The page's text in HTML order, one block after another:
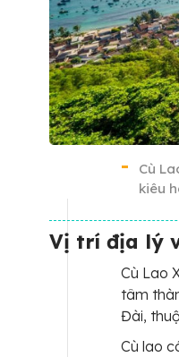
Cù
kiêu
Vị trí địa lý
Cù Lao
tâm
Đài,
Cù lao